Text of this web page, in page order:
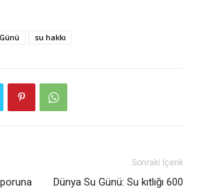
su hakkı
Sonraki İçerik
Dünya Su Günü: Su kıtlığı 600